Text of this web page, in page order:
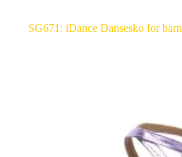
SG671: iDance Dansesko for barn